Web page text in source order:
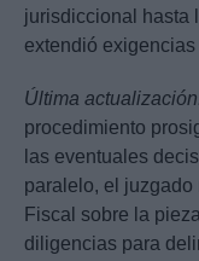
jurisdiccional hasta
extendió
Última
procedimiento
las eventuales
paralelo, el
Fiscal sobre la
diligencias para